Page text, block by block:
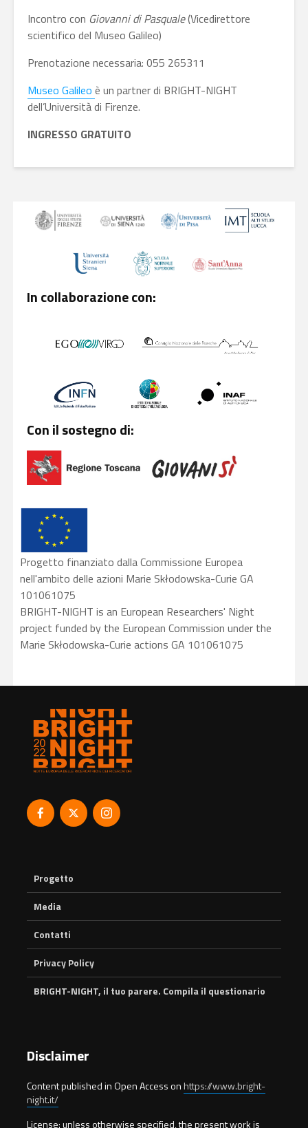
Incontro con Giovanni di Pasquale(Vicedirettore
scientifico del Museo Galileo)
Prenotazione necessaria: 055 265311
Museo Galileo è un partner di BRIGHT-NIGHT
dell’Università di Firenze.
INGRESSO GRATUITO
In collaborazione con:
Con il sostegno di:
Progetto finanziato dalla Commissione Europea
nell'ambito delle azioni Marie Skłodowska-Curie GA
101061075
BRIGHT-NIGHT is an European Researchers' Night
project funded by the European Commission under the
Marie Skłodowska-Curie actions GA 101061075
Progetto
Media
Contatti
Privacy Policy
BRIGHT-NIGHT, il tuo parere. Compila il questionario
Disclaimer
Content published in Open Access onhttps://www.bright-
night.it/
License: unless otherwise specified, the present work is